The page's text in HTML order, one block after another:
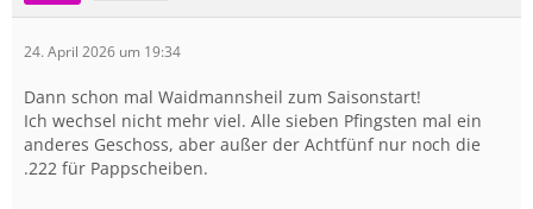
24. April 2026 um 19:34
Dann schon mal Waidmannsheil zum Saisonstart!
Ich wechsel nicht mehr viel. Alle sieben Pfingsten mal ein
anderes Geschoss, aber außer der Achtfünf nur noch die
.222 für Pappscheiben.